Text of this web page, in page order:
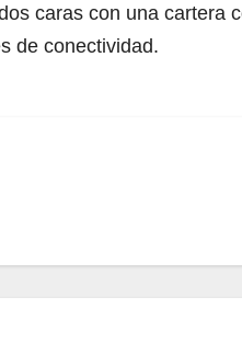
caras con una cartera
de conectividad.